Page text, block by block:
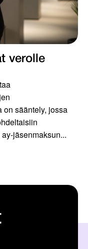
verolle
on sääntely, jossa
jäsenmaksun...